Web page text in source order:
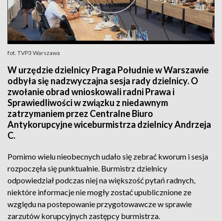
fot. TVP3 Warszawa
W urzędzie dzielnicy Praga Południe w Warszawie
odbyła się nadzwyczajna sesja rady dzielnicy. O
zwołanie obrad wnioskowali radni Prawa i
Sprawiedliwości w związku z niedawnym
zatrzymaniem przez Centralne Biuro
Antykorupcyjne wiceburmistrza dzielnicy Andrzeja
C.
Pomimo wielu nieobecnych udało się zebrać kworum i sesja
rozpoczęła się punktualnie. Burmistrz dzielnicy
odpowiedział podczas niej na większość pytań radnych,
niektóre informacje nie mogły zostać upublicznione ze
względu na postepowanie przygotowawcze w sprawie
zarzutów korupcyjnych zastępcy burmistrza.